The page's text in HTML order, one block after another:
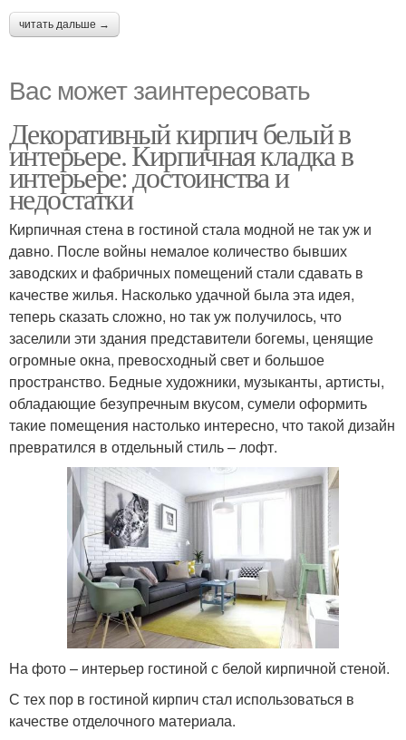
читать дальше →
Вас может заинтересовать
Декоративный кирпич белый в
интерьере. Кирпичная кладка в
интерьере: достоинства и
недостатки
Кирпичная стена в гостиной стала модной не так уж и
давно. После войны немалое количество бывших
заводских и фабричных помещений стали сдавать в
качестве жилья. Насколько удачной была эта идея,
теперь сказать сложно, но так уж получилось, что
заселили эти здания представители богемы, ценящие
огромные окна, превосходный свет и большое
пространство. Бедные художники, музыканты, артисты,
обладающие безупречным вкусом, сумели оформить
такие помещения настолько интересно, что такой дизайн
превратился в отдельный стиль – лофт.
На фото – интерьер гостиной с белой кирпичной стеной.
С тех пор в гостиной кирпич стал использоваться в
качестве отделочного материала.